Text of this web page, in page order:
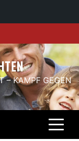
– KAMPF GEGEN